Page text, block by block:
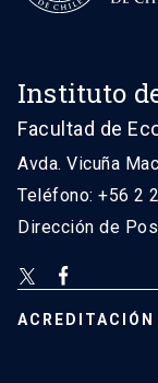
Instituto
Facultad de
Avda. Vicuña
Teléfono: +56 2
Dirección de
ACREDITACIÓN